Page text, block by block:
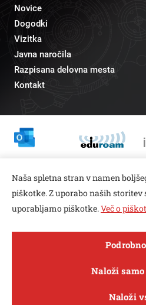
Open toolbar
Novice
Dogodki
Vizitka
Javna naročila
Razpisana delovna mesta
Kontakt
pr@fs.uni-lj.si
Naša spletna stran v namen
piškotke. Z uporabo naših storitev
uporabljamo piškotke.Več o
Naloži
Naloži